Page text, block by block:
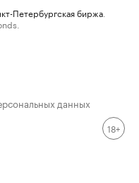
Петербургская биржа
данных
18+